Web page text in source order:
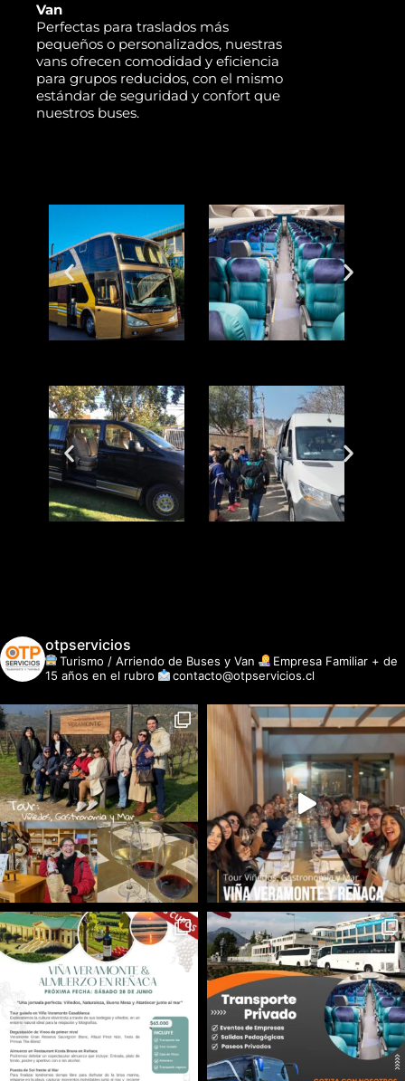
Van
Perfectas para traslados más
pequeños o personalizados, nuestras
vans ofrecen comodidad y eficiencia
para grupos reducidos, con el mismo
estándar de seguridad y confort que
nuestros buses.
otpservicios
Turismo / Arriendo de Buses y Van
Empresa Familiar + de
15 años en el rubro
contacto@otpservicios.cl